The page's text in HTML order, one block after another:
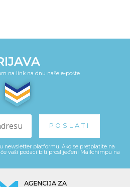
na link na dnu naše e-pošte
newsletter platformu. Ako se pretplatite na
vaši podaci biti proslijeđeni Mailchimpu na